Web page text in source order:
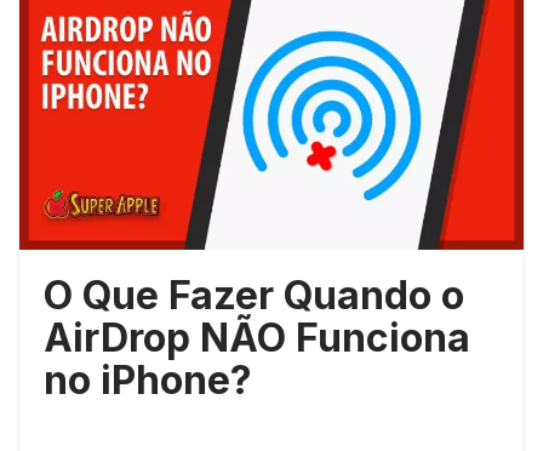
O Que Fazer Quando o
AirDrop NÃO Funciona
no iPhone?